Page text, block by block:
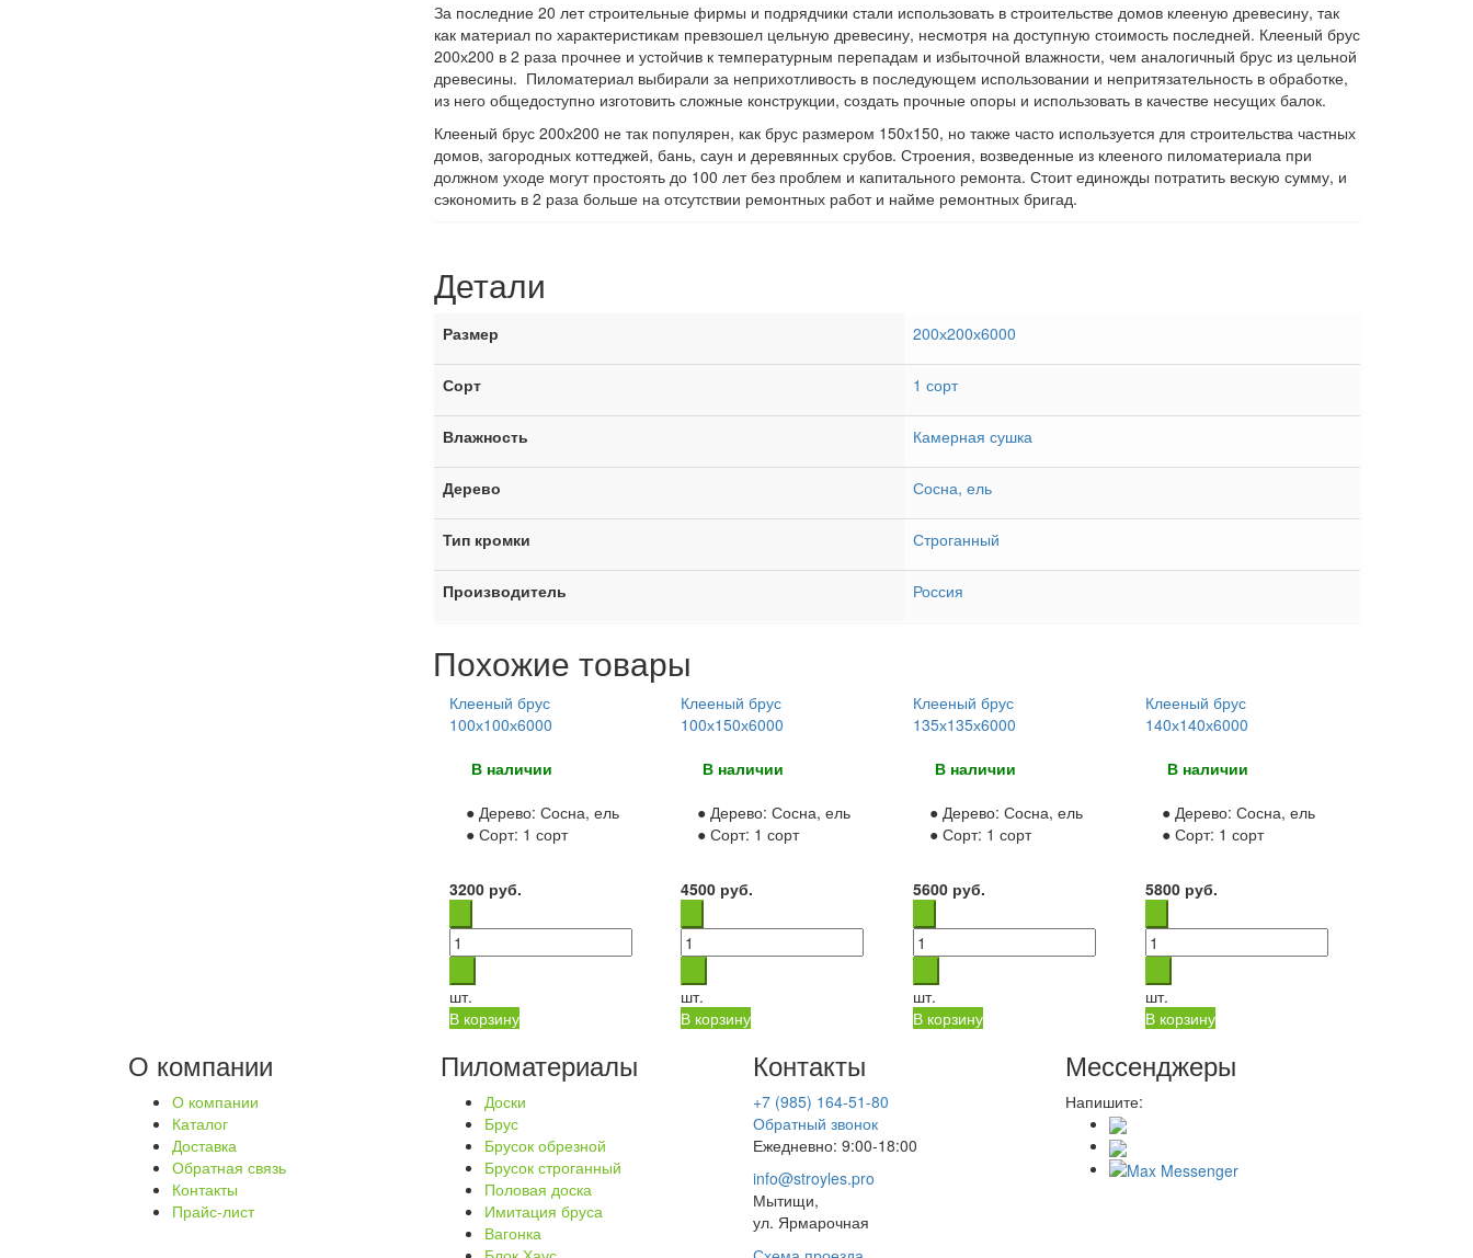
За последние 20 лет строительные фирмы и подрядчики стали использовать в строительстве домов клееную древесину, так
как материал по характеристикам превзошел цельную древесину, несмотря на доступную стоимость последней. Клееный брус
200х200 в 2 раза прочнее и устойчив к температурным перепадам и избыточной влажности, чем аналогичный брус из цельной
древесины. Пиломатериал выбирали за неприхотливость в последующем использовании и непритязательность в обработке,
из него общедоступно изготовить сложные конструкции, создать прочные опоры и использовать в качестве несущих балок.
Клееный брус 200х200 не так популярен, как брус размером 150х150, но также часто используется для строительства частных
домов, загородных коттеджей, бань, саун и деревянных срубов. Строения, возведенные из клееного пиломатериала при
должном уходе могут простоять до 100 лет без проблем и капитального ремонта. Стоит единожды потратить вескую сумму, и
сэкономить в 2 раза больше на отсутствии ремонтных работ и найме ремонтных бригад.
Детали
Размер 200х200х6000
Сорт 1 сорт
Влажность Камерная сушка
Дерево Сосна, ель
Тип кромки Строганный
Производитель Россия
Похожие товары
Клееный брус
100х100х6000
В наличии
● Дерево: Сосна, ель
● Сорт: 1 сорт
3200 руб.
шт.
В корзину
Клееный брус
100х150х6000
В наличии
● Дерево:Сосна, ель
● Сорт: 1 сорт
4500 руб.
шт.
В корзину
Клееный брус
135х135х6000
В наличии
● Дерево:Сосна, ель
● Сорт: 1 сорт
5600 руб.
шт.
В корзину
Клееный брус
140х140х6000
В наличии
● Дерево:Сосна, ель
● Сорт: 1 сорт
5800 руб.
шт.
В корзину
О компании
О компании
Каталог
Доставка
Обратная связь
Контакты
Прайс-лист
Пиломатериалы
Доски
Брус
Брусок обрезной
Брусок строганный
Половая доска
Имитация бруса
Вагонка
Контакты
+7 (985) 164-51-80
Обратный звонок
Ежедневно: 9:00-18:00
info@stroyles.pro
Мытищи,
ул. Ярмарочная
Мессенджеры
Напишите: